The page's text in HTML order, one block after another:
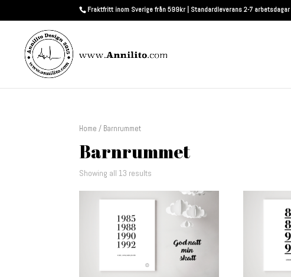
Fraktfritt inom Sverige från 599kr | Standardleverans 2-7 arbetsdagar
Home / Barnrummet
Barnrummet
Showing all 13 results